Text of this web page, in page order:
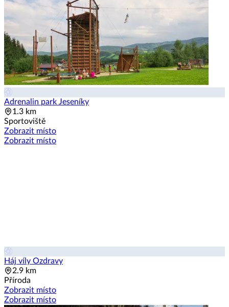
Adrenalin park Jeseníky
1.3 km
Sportoviště
Zobrazit místo
Zobrazit místo
Háj víly Ozdravy
2.9 km
Příroda
Zobrazit místo
Zobrazit místo